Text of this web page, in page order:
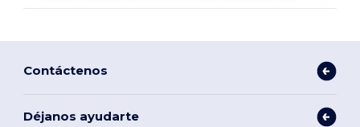
Contáctenos
Déjanos ayudarte